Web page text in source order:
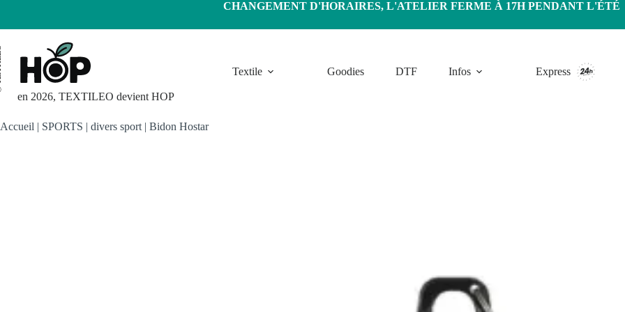
contenu
CHANGEMENT D'HORAIRES, L'ATELIER FERME À 17H PENDANT L'ÉTÉ
en 2026, TEXTILEO devient HOP
Textile Goodies DTF Infos Express
Accueil | SPORTS | divers sport | Bidon Hostar